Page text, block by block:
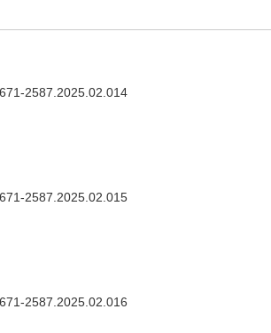
2587.2025.02.014
2587.2025.02.015
2587.2025.02.016